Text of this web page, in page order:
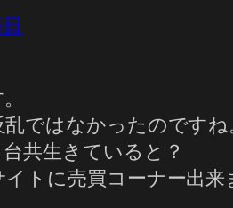
ではなかったのですね
共生きていると？
トに売買コーナー出来